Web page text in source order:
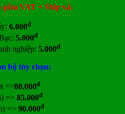
gồm VAT + Ship và:
6.000đ
5.000đ
nghiệp: 5.000đ
bộ tùy chọn:
=>80.000đ
=> 85.000đ
=> 90.000đ